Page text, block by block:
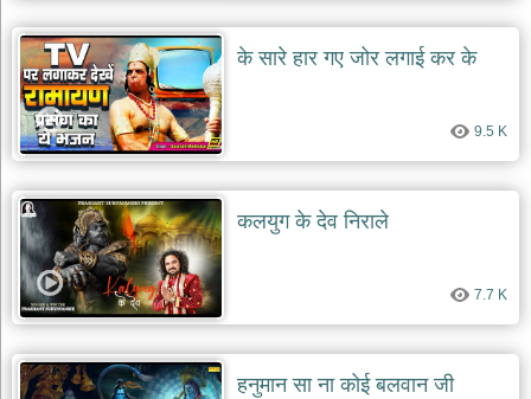
दयाल
भजन
bawa
lal
dayal
bhajans
शनि
देव
भजन
shani
dev
bhajans
आज
का
भजन
bhajan
of
के सारे हार गए जोर लगाई कर के
9.5 K
कलयुग के देव निराले
7.7 K
हनुमान सा ना कोई बलवान जी